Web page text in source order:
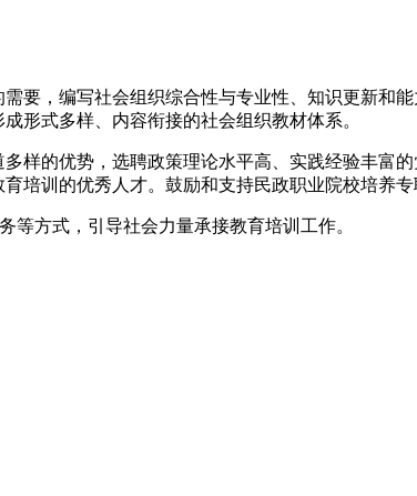
要，编写社会组织综合性与专业性、知识更新和
形式多样、内容衔接的社会组织教材体系。
样的优势，选聘政策理论水平高、实践经验丰富
培训的优秀人才。鼓励和支持民政职业院校培养专
方式，引导社会力量承接教育培训工作。